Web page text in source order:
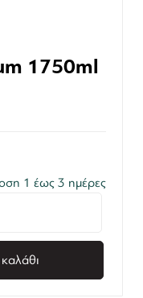
1750ml
1 έως 3 ημέρες